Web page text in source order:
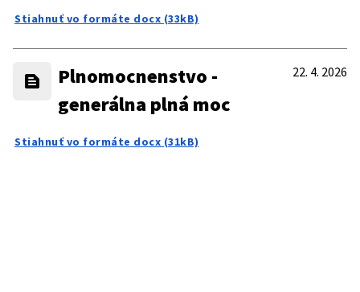
Stiahnuť vo formáte docx (33kB)
Plnomocnenstvo -
generálna plná moc
22. 4. 2026
Stiahnuť vo formáte docx (31kB)